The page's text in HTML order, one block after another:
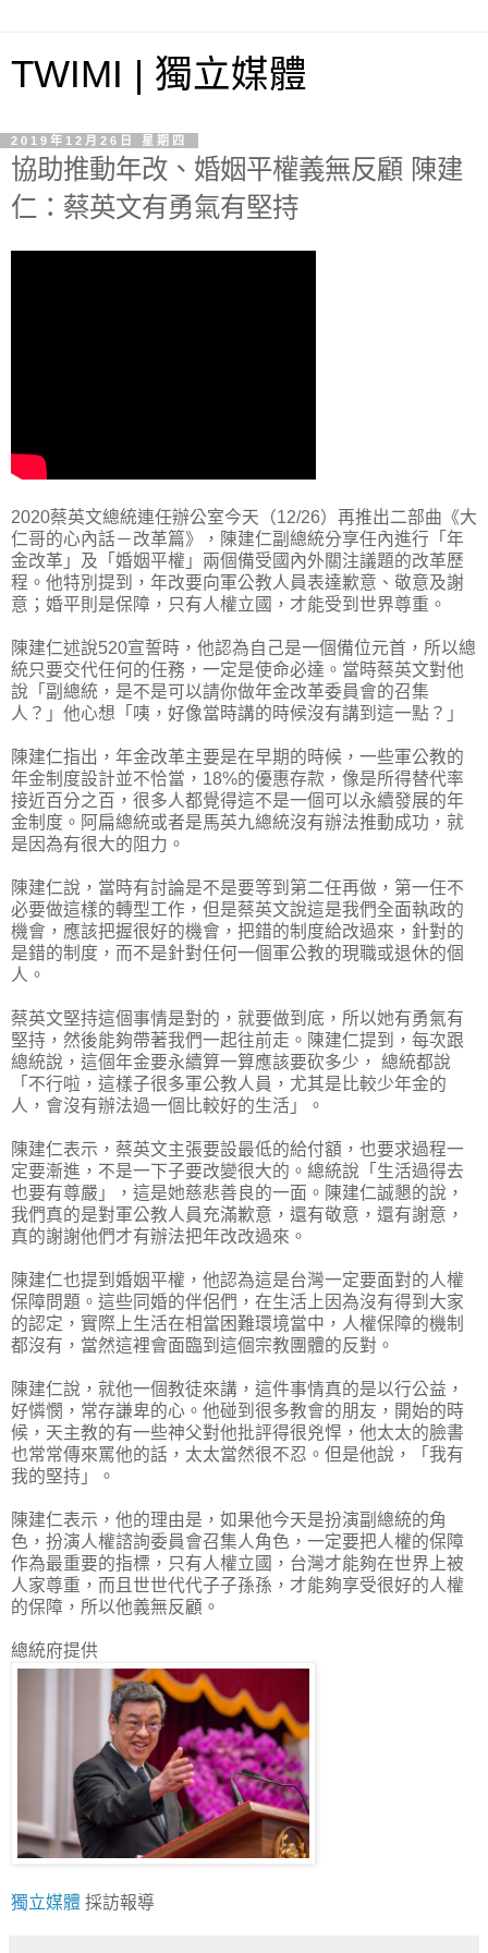
TWIMI | 獨立媒體
2019年12月26日 星期四
協助推動年改、婚姻平權義無反顧 陳建
仁：蔡英文有勇氣有堅持
2020蔡英文總統連任辦公室今天（12/26）再推出二部曲《大
仁哥的心內話－改革篇》，陳建仁副總統分享任內進行「年
金改革」及「婚姻平權」兩個備受國內外關注議題的改革歷
程。他特別提到，年改要向軍公教人員表達歉意、敬意及謝
意；婚平則是保障，只有人權立國，才能受到世界尊重。
陳建仁述說520宣誓時，他認為自己是一個備位元首，所以總
統只要交代任何的任務，一定是使命必達。當時蔡英文對他
說「副總統，是不是可以請你做年金改革委員會的召集
人？」他心想「咦，好像當時講的時候沒有講到這一點？」
陳建仁指出，年金改革主要是在早期的時候，一些軍公教的
年金制度設計並不恰當，18%的優惠存款，像是所得替代率
接近百分之百，很多人都覺得這不是一個可以永續發展的年
金制度。阿扁總統或者是馬英九總統沒有辦法推動成功，就
是因為有很大的阻力。
陳建仁說，當時有討論是不是要等到第二任再做，第一任不
必要做這樣的轉型工作，但是蔡英文說這是我們全面執政的
機會，應該把握很好的機會，把錯的制度給改過來，針對的
是錯的制度，而不是針對任何一個軍公教的現職或退休的個
人。
蔡英文堅持這個事情是對的，就要做到底，所以她有勇氣有
堅持，然後能夠帶著我們一起往前走。陳建仁提到，每次跟
總統說，這個年金要永續算一算應該要砍多少， 總統都說
「不行啦，這樣子很多軍公教人員，尤其是比較少年金的
人，會沒有辦法過一個比較好的生活」。
陳建仁表示，蔡英文主張要設最低的給付額，也要求過程一
定要漸進，不是一下子要改變很大的。總統說「生活過得去
也要有尊嚴」，這是她慈悲善良的一面。陳建仁誠懇的說，
我們真的是對軍公教人員充滿歉意，還有敬意，還有謝意，
真的謝謝他們才有辦法把年改改過來。
陳建仁也提到婚姻平權，他認為這是台灣一定要面對的人權
保障問題。這些同婚的伴侶們，在生活上因為沒有得到大家
的認定，實際上生活在相當困難環境當中，人權保障的機制
都沒有，當然這裡會面臨到這個宗教團體的反對。
陳建仁說，就他一個教徒來講，這件事情真的是以行公益，
好憐憫，常存謙卑的心。他碰到很多教會的朋友，開始的時
候，天主教的有一些神父對他批評得很兇悍，他太太的臉書
也常常傳來罵他的話，太太當然很不忍。但是他說，「我有
我的堅持」。
陳建仁表示，他的理由是，如果他今天是扮演副總統的角
色，扮演人權諮詢委員會召集人角色，一定要把人權的保障
作為最重要的指標，只有人權立國，台灣才能夠在世界上被
人家尊重，而且世世代代子子孫孫，才能夠享受很好的人權
的保障，所以他義無反顧。
總統府提供
獨立媒體 採訪報導